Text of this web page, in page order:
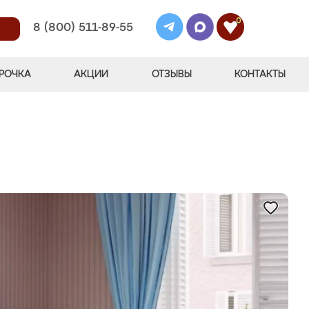
8 (800) 511-89-55
0
АКЦИИ ОТЗЫВЫ КОНТАКТЫ